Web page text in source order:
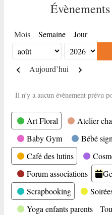
Mois Semaine Jour
Mois
Année
Précédent
Aujourd’hui Suivant
Il n’y a aucun évènement prévu
Catégories
Art Floral Atelier
Baby Gym
Bébé
Café des lutins
Forum associations
Scrapbooking
Yoga enfants parents